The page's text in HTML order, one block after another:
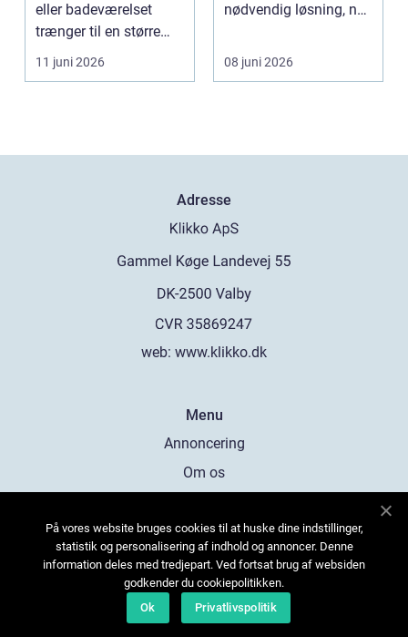
eller badeværelset
trænger til en større
renovering, er en dy...
11 juni 2026
nødvendig løsning, når
mørke, ut...
08 juni 2026
Adresse
web: www.klikko.dk
Menu
Annoncering
Om os
Kontakt os
Sitemap
På vores website bruges cookies til at huske dine indstillinger,
statistik og personalisering af indhold og annoncer. Denne
information deles med tredjepart. Ved fortsat brug af websiden
godkender du cookiepolitikken.
Ok
Privatlivspolitik